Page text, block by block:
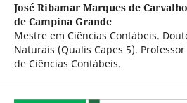
José Ribamar Marques de
de Campina Grande
Mestre em Ciências Contábeis.
Naturais (Qualis Capes 5).
de Ciências Contábeis.